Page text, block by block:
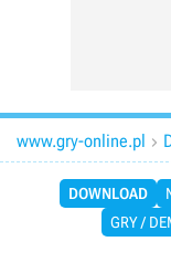
www.gry-online.pl 
DOWNLOAD
GRY /